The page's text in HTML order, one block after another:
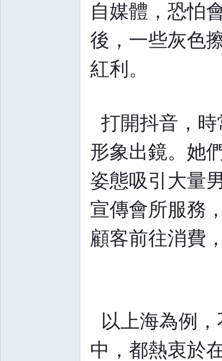
自媒體，恐怕
後，一些灰色
紅利。
打開抖音，
形象出鏡。她
姿態吸引大量
宣傳會所服務
顧客前往消費
以上海為例
中，都熱衷於